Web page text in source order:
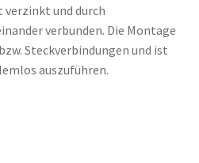
und durch
verbunden. Die Montage
Steckverbindungen und ist
auszuführen.